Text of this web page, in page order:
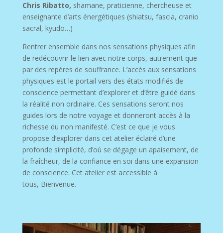
Chris Ribatto, shamane, praticienne, chercheuse et
enseignante d’arts énergétiques (shiatsu, fascia, cranio
sacral, kyudo…)
Rentrer ensemble dans nos sensations physiques afin
de redécouvrir le lien avec notre corps, autrement que
par des repères de souffrance. L’accès aux sensations
physiques est le portail vers des états modifiés de
conscience permettant d’explorer et d’être guidé dans
la réalité non ordinaire. Ces sensations seront nos
guides lors de notre voyage et donneront accès à la
richesse du non manifesté. C’est ce que je vous
propose d’explorer dans cet atelier éclairé d’une
profonde simplicité, d’où se dégage un apaisement, de
la fraîcheur, de la confiance en soi dans une expansion
de conscience. Cet atelier est accessible à
tous, Bienvenue.